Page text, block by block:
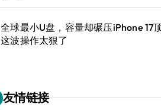
全球最小U盘，容量却碾压iPhone 17
这波操作太狠了
友情链接